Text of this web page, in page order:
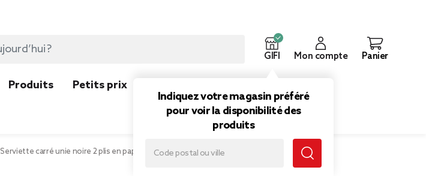
GIFI
Indiquez votre magasin préféré
pour voir la disponibilité des
produits
Mon compte Panier
Produits Petits prix
Serviette carré unie noire 2 plis en papier x50